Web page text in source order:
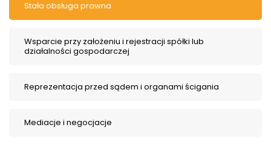
Stała obsługa prawna
Wsparcie przy założeniu i rejestracji spółki lub
działalności gospodarczej
Reprezentacja przed sądem i organami ścigania
Mediacje i negocjacje